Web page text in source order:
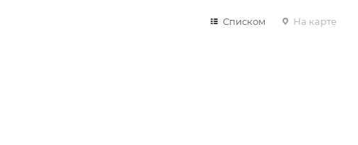
Списком На карте